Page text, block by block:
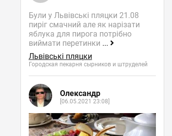
Були у Львівські пляцки 21.08
пиріг смачний але як нарізати
яблука для пирога потрібно
виймати перетинки ...
Львівські пляцки
Городская пекарня сырников и штруделей
Олександр
[06.05.2021 23:08]